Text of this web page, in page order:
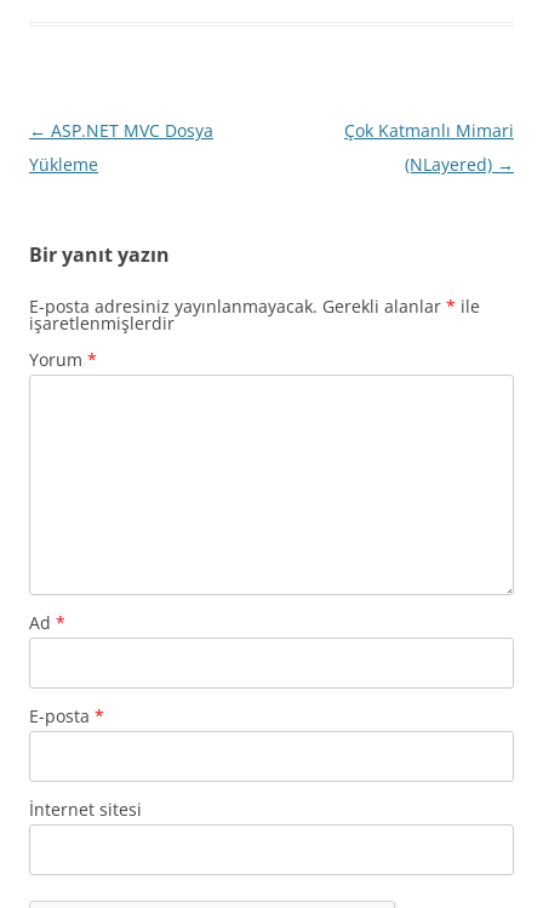
Yazı
dolaşımı
← ASP.NET MVC Dosya
Yükleme
Çok Katmanlı Mimari
(NLayered) →
Bir yanıt yazın
E-posta adresiniz yayınlanmayacak. Gerekli alanlar * ile
işaretlenmişlerdir
Yorum *
Ad *
E-posta *
İnternet sitesi